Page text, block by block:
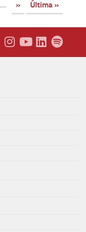
... » Última »